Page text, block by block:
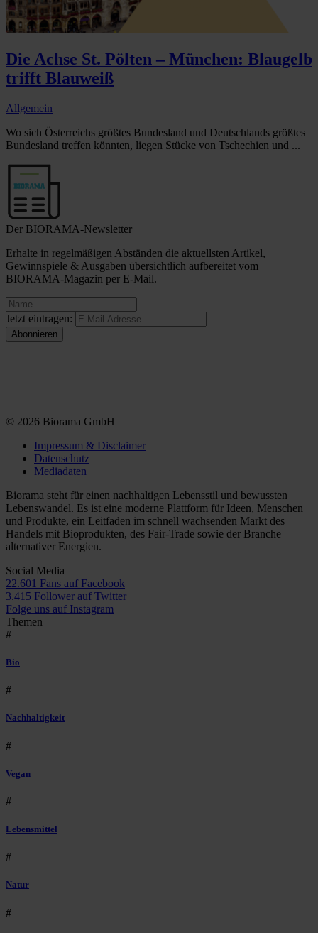
Die Achse St. Pölten – München: Blaugelb
trifft Blauweiß
Allgemein
Wo sich Österreichs größtes Bundesland und Deutschlands größtes
Bundesland treffen könnten, liegen Stücke von Tschechien und ...
Der BIORAMA-Newsletter
Erhalte in regelmäßigen Abständen die aktuellsten Artikel,
Gewinnspiele & Ausgaben übersichtlich aufbereitet vom
BIORAMA-Magazin per E-Mail.
Jetzt eintragen:
© 2026 Biorama GmbH
Impressum & Disclaimer
Datenschutz
Mediadaten
Biorama steht für einen nachhaltigen Lebensstil und bewussten
Lebenswandel. Es ist eine moderne Plattform für Ideen, Menschen
und Produkte, ein Leitfaden im schnell wachsenden Markt des
Handels mit Bioprodukten, des Fair-Trade sowie der Branche
alternativer Energien.
Social Media
22.601 Fans auf Facebook
3.415 Follower auf Twitter
Folge uns auf Instagram
Themen
#
Bio
#
Nachhaltigkeit
#
Vegan
#
Lebensmittel
#
Natur
#